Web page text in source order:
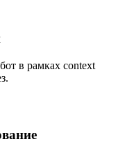
в рамках context